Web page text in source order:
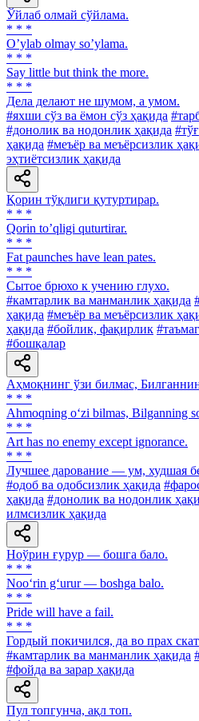
Ўйлаб олмай сўйлама.
* * *
Oʼylab olmay soʼylama.
* * *
Say little but think the more.
* * *
Дела делают не шумом, а умом.
#яхши сўз ва ёмон сўз ҳақида
#донолик ва нодонлик ҳақида
ҳақида #меъёр ва меъёрсизлик
эҳтиётсизлик ҳақида
Қорин тўқлиги қутуртирар.
* * *
Qorin toʼqligi quturtirar.
* * *
Fat paunches have lean pates.
* * *
Сытое брюхо к учению глухо.
#камтарлик ва манманлик ҳақида
ҳақида #меъёр ва меъёрсизлик
ҳақида #бойлик, фақирлик
#бошқалар
Аҳмоқнинг ўзи билмас,
* * *
Ahmoqning o‘zi bilmas, Bilganning
* * *
Art has no enemy except ignorance.
* * *
Лучшее дарование — ум, худшая
#одоб ва одобсизлик ҳақида
ҳақида #донолик ва нодонлик
илмсизлик ҳақида
Ноўрин ғурур — бошга бало.
* * *
Noo‘rin g‘urur — boshga balo.
* * *
Pride will have a fail.
* * *
Гордый покичился, да во прах
#камтарлик ва манманлик ҳақида
#фойда ва зарар ҳақида
Пул топгунча, ақл топ.